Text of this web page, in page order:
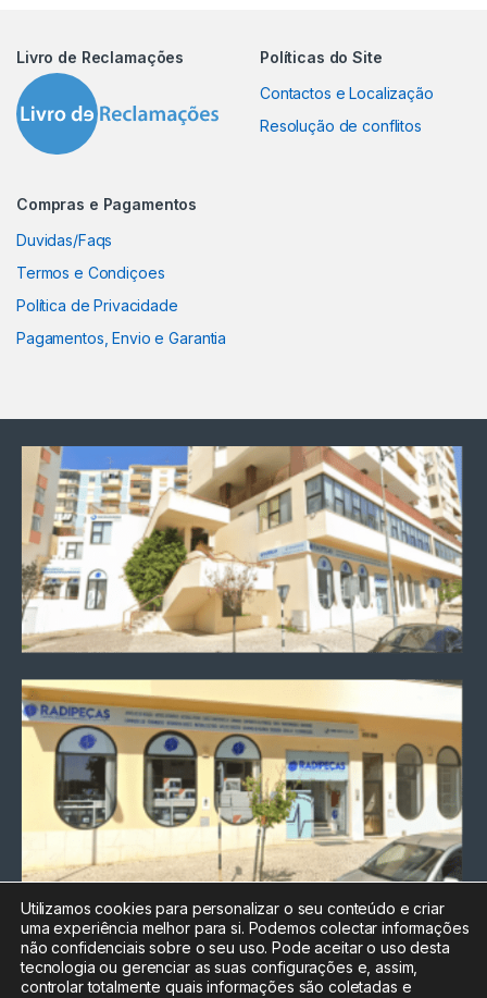
Livro de Reclamações
Políticas do Site
Contactos e Localização
Resolução de conflitos
Compras e Pagamentos
Duvidas/Faqs
Termos e Condiçoes
Política de Privacidade
Pagamentos, Envio e Garantia
Chamada para a rede fixa
nacional
Electrónica:212
Utilizamos cookies para personalizar o seu conteúdo e criar
uma experiência melhor para si. Podemos colectar informações
não confidenciais sobre o seu uso. Pode aceitar o uso desta
tecnologia ou gerenciar as suas configurações e, assim,
controlar totalmente quais informações são coletadas e